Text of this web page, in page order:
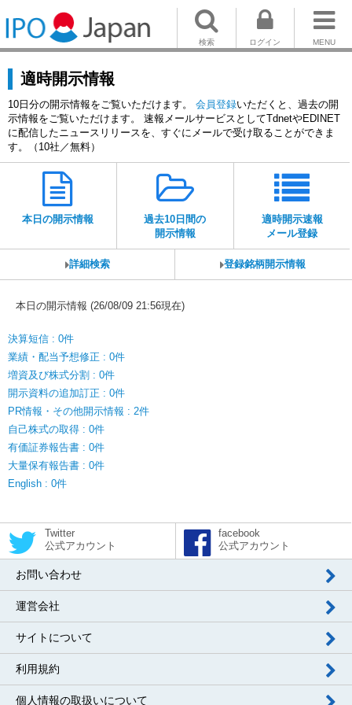
MENU
ログイン
検索
適時開示情報
10日分の開示情報をご覧いただけます。 会員登録いただくと、過去の開
示情報をご覧いただけます。 速報メールサービスとしてTdnetやEDINET
に配信したニュースリリースを、すぐにメールで受け取ることができま
す。（10社／無料）
本日の開示情報
過去10日間の
開示情報
適時開示速報
メール登録
詳細検索 登録銘柄開示情報
本日の開示情報 (26/08/09 21:56現在)
決算短信 : 0件
業績・配当予想修正 : 0件
増資及び株式分割 : 0件
開示資料の追加訂正 : 0件
PR情報・その他開示情報 : 2件
自己株式の取得 : 0件
有価証券報告書 : 0件
大量保有報告書 : 0件
English : 0件
Twitter
公式アカウント
facebook
公式アカウント
お問い合わせ
運営会社
サイトについて
利用規約
個人情報の取扱いについて